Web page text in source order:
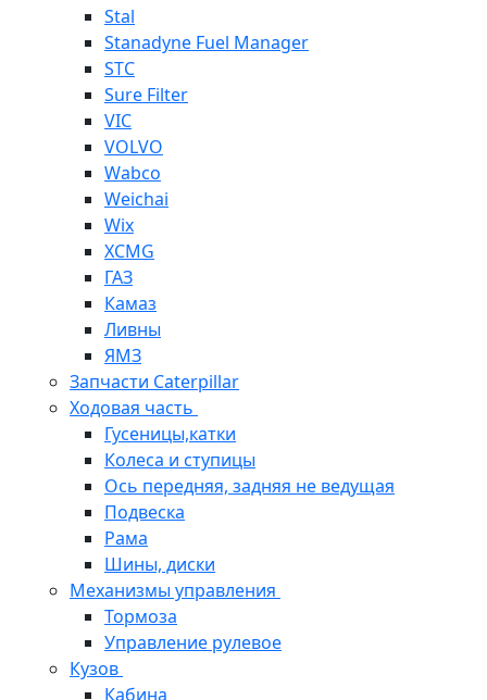
Stal
Stanadyne Fuel Manager
STC
Sure Filter
VIC
VOLVO
Wabco
Weichai
Wix
XCMG
ГАЗ
Камаз
Ливны
ЯМЗ
Запчасти Caterpillar
Ходовая часть
Гусеницы,катки
Колеса и ступицы
Ось передняя, задняя не ведущая
Подвеска
Рама
Шины, диски
Механизмы управления
Тормоза
Управление рулевое
Кузов
Кабина